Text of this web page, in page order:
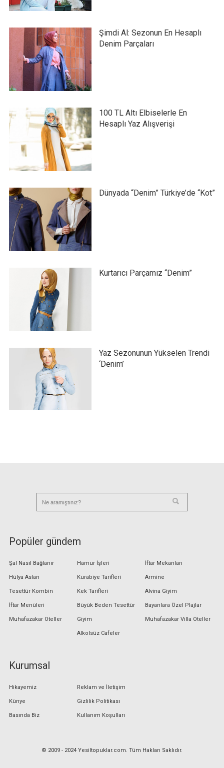
Şimdi Al: Sezonun En Hesaplı
Denim Parçaları
100 TL Altı Elbiselerle En
Hesaplı Yaz Alışverişi
Dünyada “Denim” Türkiye’de “Kot”
Kurtarıcı Parçamız “Denim”
Yaz Sezonunun Yükselen Trendi
‘Denim’
Popüler gündem
Şal Nasıl Bağlanır
Hülya Aslan
Tesettür Kombin
İftar Menüleri
Muhafazakar Oteller
Hamur İşleri
Kurabiye Tarifleri
Kek Tarifleri
Büyük Beden Tesettür
Giyim
Alkolsüz Cafeler
İftar Mekanları
Armine
Alvina Giyim
Bayanlara Özel Plajlar
Muhafazakar Villa Oteller
Kurumsal
Hikayemiz
Künye
Basında Biz
Reklam ve İletişim
Gizlilik Politikası
Kullanım Koşulları
© 2009 - 2024 Yesiltopuklar.com. Tüm Hakları Saklıdır.